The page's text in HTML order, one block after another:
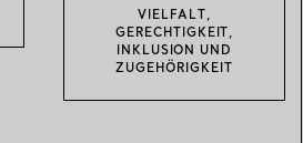
VIELFALT,
GERECHTIGKEIT,
INKLUSION UND
ZUGEHÖRIGKEIT